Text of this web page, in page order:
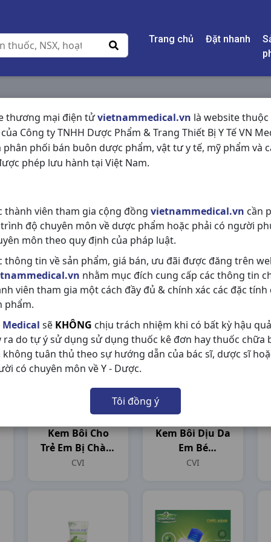
Trang chủ Đặt nhanh
thương mại điện tửvietnammedical.vn là website thuộc
Công ty TNHH Dược Phẩm & Trang Thiết Bị Y Tế VN
phân phối bán buôn dược phẩm, vật tư y tế, mỹ phẩm và
phép lưu hành tại Việt Nam.
thành viên tham gia cộng đồng vietnammedical.vn cần
độ chuyên môn về dược phẩm hoặc phải có người
môn theo quy định của pháp luật.
thông tin về sản phẩm, giá bán, ưu đãi được đăng trên
nhằm mục đích cung cấp các thông tin
viên tham gia một cách đầy đủ & chính xác các đặc tính
phẩm.
Medical sẽ KHÔNG chịu trách nhiệm khi có bất kỳ hậu
ra do tự ý sử dụng sử dụng thuốc kê đơn hay thuốc chữa
không tuân thủ theo sự hướng dẫn của bác sĩ, dược sĩ
có chuyên môn về Y - Dược.
Tôi đồng ý
Nước Muối
Th12c1000ml
Vĩnh Phúc
Vĩnh Phúc
Newone Dưỡng
Trắng H10gr
Linh Chi
Linh chi
Kem Bôi Cho
Trẻ Em Bị Chàm
Sữa Kutieskin
CVI
Kem Bôi Dịu Da
Em Bé
Kutieskin T30gr
CVI